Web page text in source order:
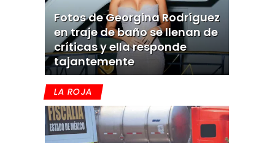
Fotos de Georgina Rodríguez
en traje de baño se llenan de
críticas y ella responde
tajantemente
LA ROJA